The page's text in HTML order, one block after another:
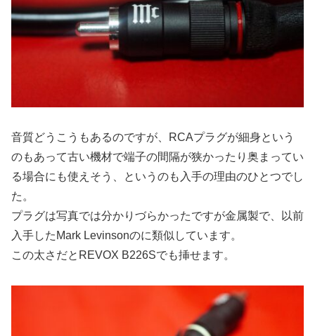
音質どうこうもあるのですが、RCAプラグが細身という
のもあって古い機材で端子の間隔が狭かったり奥まってい
る場合にも使えそう、というのも入手の理由のひとつでし
た。
プラグは写真では分かりづらかったですが金属製で、以前
入手したMark Levinsonのに類似しています。
この太さだとREVOX B226Sでも挿せます。